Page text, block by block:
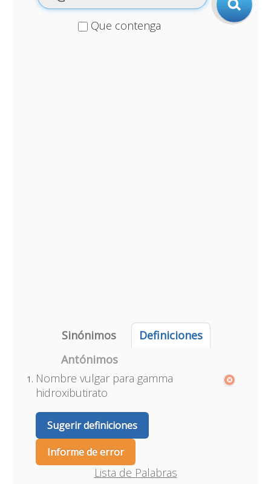
Que contenga
Sinónimos
Definiciones
Antónimos
Nombre vulgar para gamma
hidroxibutirato
Sugerir definiciones
Informe de error
Lista de Palabras